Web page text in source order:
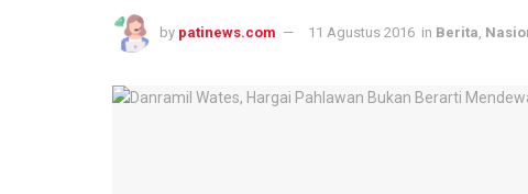
by patinews.com 11 Agustus 2016 in Berita